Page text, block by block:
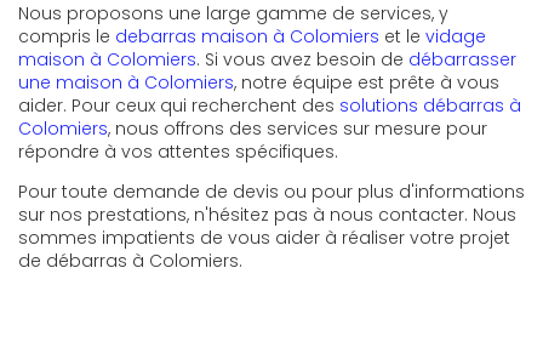
Nous proposons une large gamme de services, y
compris le debarras maison à Colomiers et le vidage
maison à Colomiers. Si vous avez besoin de débarrasser
une maison à Colomiers, notre équipe est prête à vous
aider. Pour ceux qui recherchent des solutions débarras à
Colomiers, nous offrons des services sur mesure pour
répondre à vos attentes spécifiques.
Pour toute demande de devis ou pour plus d'informations
sur nos prestations, n'hésitez pas à nous contacter. Nous
sommes impatients de vous aider à réaliser votre projet
de débarras à Colomiers.